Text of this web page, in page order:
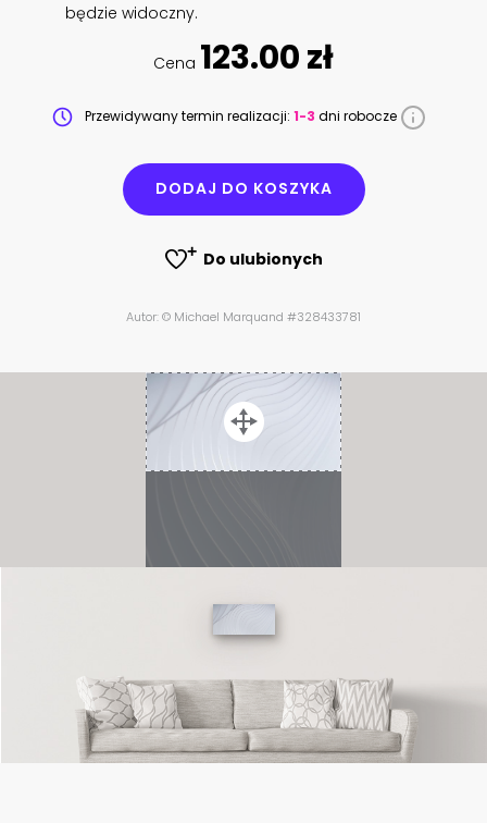
będzie widoczny.
Cena 123.00 zł
Przewidywany termin realizacji: 1-3 dni robocze
DODAJ DO KOSZYKA
Do ulubionych
Autor: © Michael Marquand #328433781